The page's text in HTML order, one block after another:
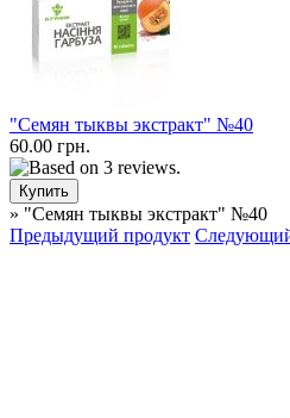
"Семян тыквы экстракт" №40
60.00 грн.
» "Семян тыквы экстракт" №40
Предыдущий продукт